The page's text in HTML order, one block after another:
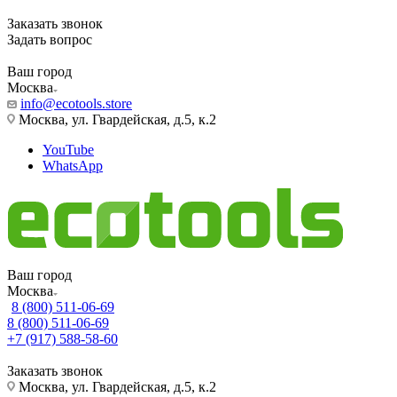
Заказать звонок
Задать вопрос
Ваш город
Москва
info@ecotools.store
Москва, ул. Гвардейская, д.5, к.2
YouTube
WhatsApp
Ваш город
Москва
8 (800) 511-06-69
8 (800) 511-06-69
+7 (917) 588-58-60
Заказать звонок
Москва, ул. Гвардейская, д.5, к.2